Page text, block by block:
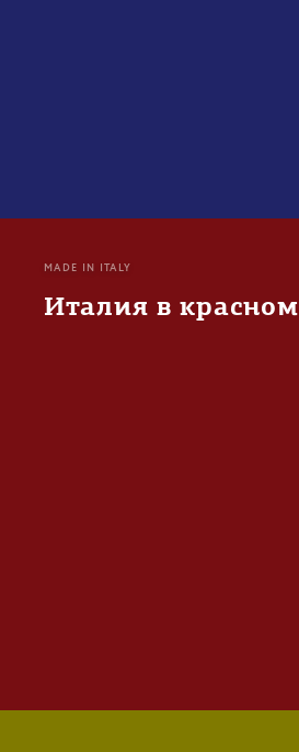
MADE IN ITALY
Италия в красном